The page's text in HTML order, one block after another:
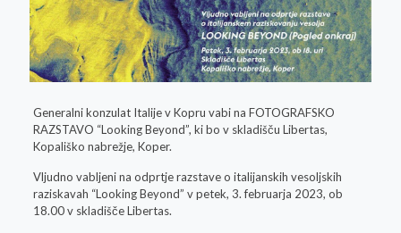
Generalni konzulat Italije v Kopru vabi na FOTOGRAFSKO
RAZSTAVO “Looking Beyond”, ki bo v skladišču Libertas,
Kopališko nabrežje, Koper.
Vljudno vabljeni na odprtje razstave o italijanskih vesoljskih
raziskavah “Looking Beyond” v petek, 3. februarja 2023, ob
18.00 v skladišče Libertas.